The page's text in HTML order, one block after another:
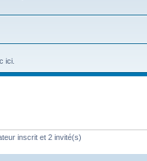
ici.
inscrit et 2 invité(s)